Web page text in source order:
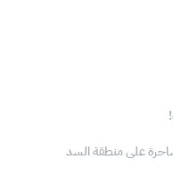
على منطقة السد